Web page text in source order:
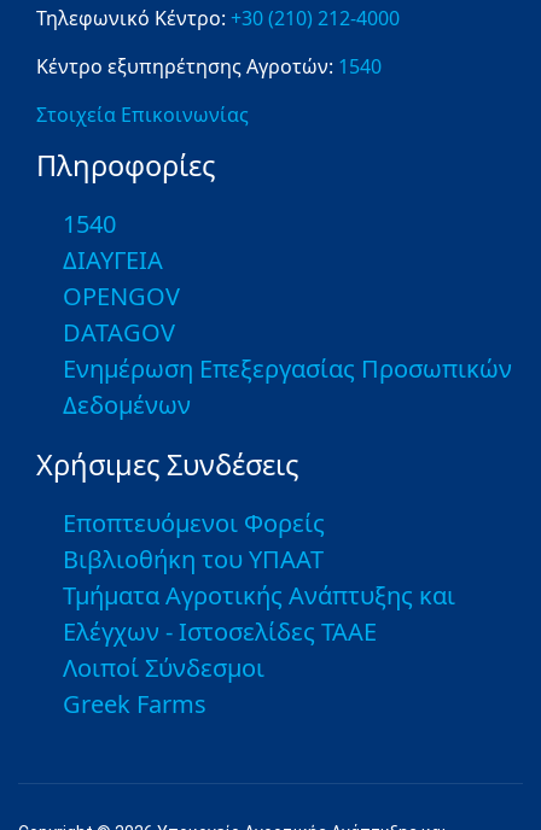
Τηλεφωνικό Κέντρο: +30 (210) 212-4000
Κέντρο εξυπηρέτησης Αγροτών: 1540
Στοιχεία Επικοινωνίας
Πληροφορίες
1540
ΔΙΑΥΓΕΙΑ
OPENGOV
DATAGOV
Ενημέρωση Επεξεργασίας Προσωπικών
Δεδομένων
Χρήσιμες Συνδέσεις
Εποπτευόμενοι Φορείς
Βιβλιοθήκη του ΥΠΑΑΤ
Τμήματα Αγροτικής Ανάπτυξης και
Ελέγχων - Ιστοσελίδες ΤΑΑΕ
Λοιποί Σύνδεσμοι
Greek Farms